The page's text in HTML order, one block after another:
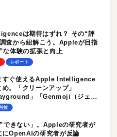
は期待はずれ？ その“評
査から紐解こう。Appleが目指
な体験の拡張と向上
レポート
すぐ使えるApple Intelligence
。「クリーンアップ」
」「Genmoji（ジェン
で最新AI機能を試してみよ
技
”できない」。Appleの研究者が
にOpenAIの研究者が反論